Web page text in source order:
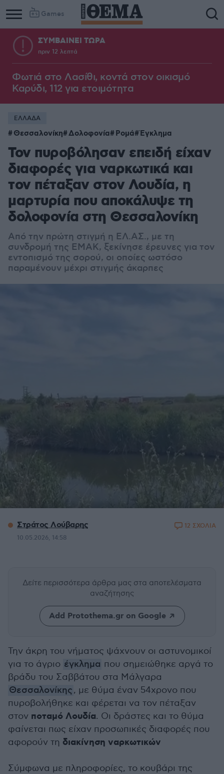
Games
ΣΥΜΒΑΙΝΕΙ ΤΩΡΑ
πριν 12 λεπτά
Φωτιά στο Λασίθι, κοντά στον οικισμό
Καρύδι, 112 για ετοιμότητα
ΕΛΛΑΔΑ
Θεσσαλονίκη Δολοφονία Ρομά Έγκλημα
Τον πυροβόλησαν επειδή είχαν
διαφορές για ναρκωτικά και
τον πέταξαν στον Λουδία, η
μαρτυρία που αποκάλυψε τη
δολοφονία στη Θεσσαλονίκη
Από την πρώτη στιγμή η ΕΛ.ΑΣ., με τη
συνδρομή της ΕΜΑΚ, ξεκίνησε έρευνες για τον
εντοπισμό της σορού, οι οποίες ωστόσο
παραμένουν μέχρι στιγμής άκαρπες
Στράτος Λούβαρης
10.05.2026, 14:58
12 ΣΧΟΛΙΑ
Δείτε περισσότερα άρθρα μας στα αποτελέσματα
αναζήτησης
Add Protothema.gr on Google
Την άκρη του νήματος ψάχνουν οι αστυνομικοί
για το άγριο έγκλημα που σημειώθηκε αργά το
βράδυ του Σαββάτου στα Μάλγαρα
Θεσσαλονίκης, με θύμα έναν 54χρονο που
πυροβολήθηκε και φέρεται να τον πέταξαν
στον ποταμό Λουδία. Οι δράστες και το θύμα
φαίνεται πως είχαν προσωπικές διαφορές που
αφορούν τη διακίνηση ναρκωτικών
Σύμφωνα με πληροφορίες, το κουβάρι της